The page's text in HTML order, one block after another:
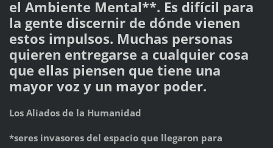
el Ambiente Mental**. Es difícil para
la gente discernir de dónde vienen
estos impulsos. Muchas personas
quieren entregarse a cualquier cosa
que ellas piensen que tiene una
mayor voz y un mayor poder.
Los Aliados de la Humanidad
*seres invasores del espacio que llegaron para